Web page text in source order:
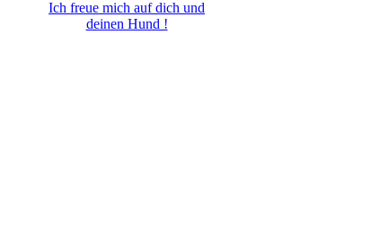
Ich freue mich auf dich und
deinen Hund !